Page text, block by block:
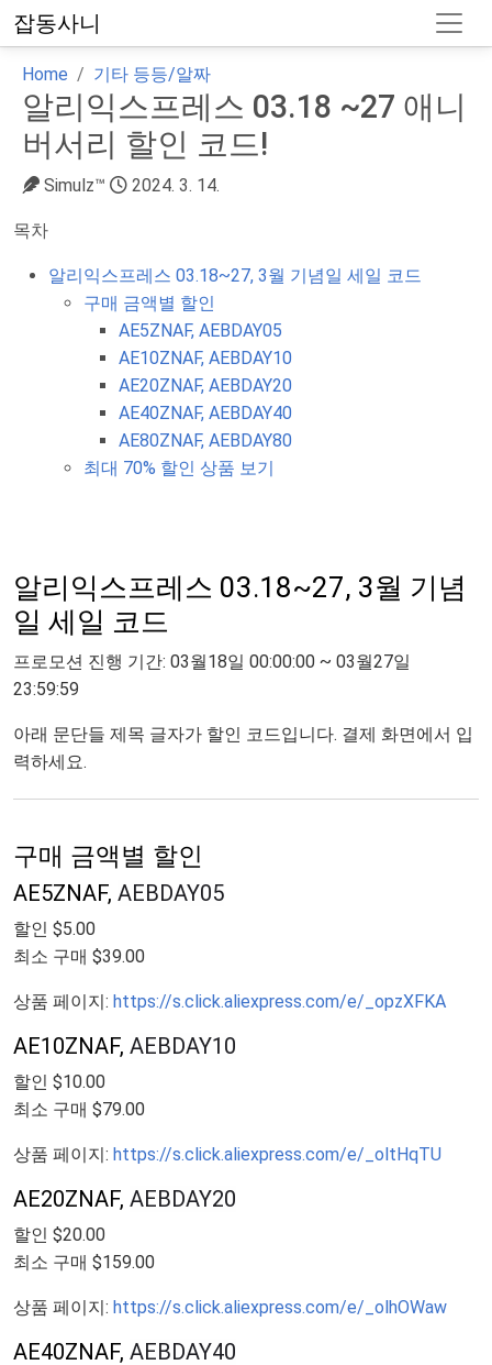
잡동사니
Home 기타 등등/알짜
알리익스프레스 03.18 ~27 애니
버서리 할인 코드!
Simulz™ 2024. 3. 14.
목차
알리익스프레스 03.18~27, 3월 기념일 세일 코드
구매 금액별 할인
AE5ZNAF, AEBDAY05
AE10ZNAF, AEBDAY10
AE20ZNAF, AEBDAY20
AE40ZNAF, AEBDAY40
AE80ZNAF, AEBDAY80
최대 70% 할인 상품 보기
알리익스프레스 03.18~27, 3월 기념
일 세일 코드
프로모션 진행 기간: 03월18일 00:00:00 ~ 03월27일
23:59:59
아래 문단들 제목 글자가 할인 코드입니다. 결제 화면에서 입
력하세요.
구매 금액별 할인
AE5ZNAF, AEBDAY05
할인 $5.00
최소 구매 $39.00
상품 페이지: https://s.click.aliexpress.com/e/_opzXFKA
AE10ZNAF, AEBDAY10
할인 $10.00
최소 구매 $79.00
상품 페이지: https://s.click.aliexpress.com/e/_oltHqTU
AE20ZNAF, AEBDAY20
할인 $20.00
최소 구매 $159.00
상품 페이지: https://s.click.aliexpress.com/e/_olhOWaw
AE40ZNAF, AEBDAY40